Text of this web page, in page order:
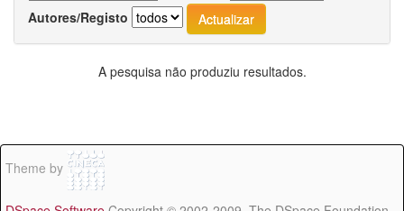
Autores/Registo
A pesquisa não produziu resultados.
Theme by